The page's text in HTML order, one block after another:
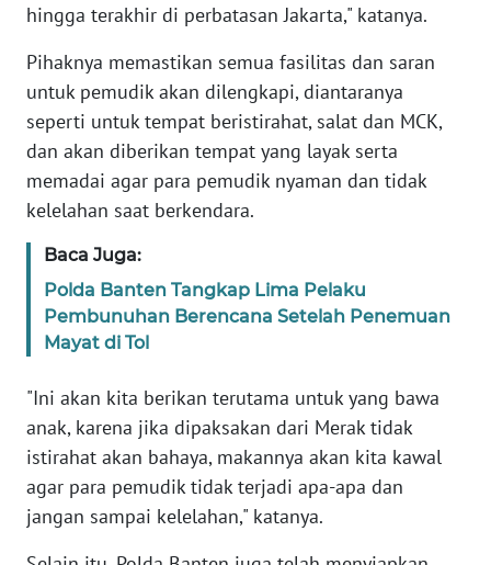
hingga terakhir di perbatasan Jakarta," katanya.
Pihaknya memastikan semua fasilitas dan saran
untuk pemudik akan dilengkapi, diantaranya
seperti untuk tempat beristirahat, salat dan MCK,
dan akan diberikan tempat yang layak serta
memadai agar para pemudik nyaman dan tidak
kelelahan saat berkendara.
Baca Juga:
Polda Banten Tangkap Lima Pelaku
Pembunuhan Berencana Setelah Penemuan
Mayat di Tol
"Ini akan kita berikan terutama untuk yang bawa
anak, karena jika dipaksakan dari Merak tidak
istirahat akan bahaya, makannya akan kita kawal
agar para pemudik tidak terjadi apa-apa dan
jangan sampai kelelahan," katanya.
WN
KEPRI
WN
PAPUA
PAPUA
WN
RIAU
SERAMBI
WN
JAMBI